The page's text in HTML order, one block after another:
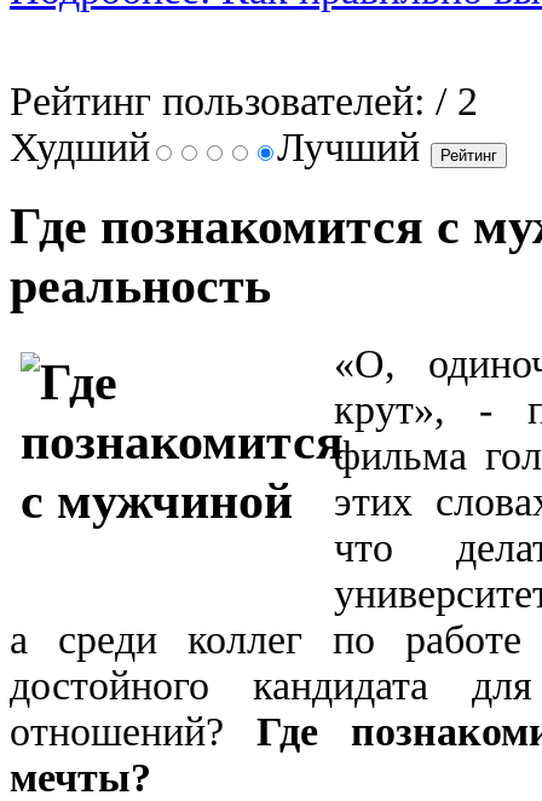
Рейтинг пользователей: / 2
Худший
Лучший
Где познакомится с
реальность
«О,
крут», -
фильма
этих
что
а среди коллег по
достойного кандидата
отношений? Где
мечты?